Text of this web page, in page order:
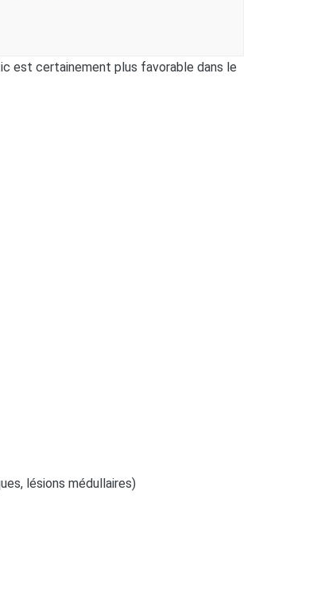
est certainement plus favorable dans le
lésions médullaires)